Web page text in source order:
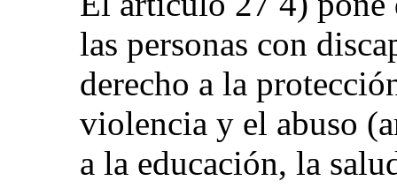
las personas con
derecho a la
violencia y el abuso
a la educación, la